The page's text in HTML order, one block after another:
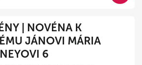
| NOVÉNA K
JÁNOVI MÁRIA
6